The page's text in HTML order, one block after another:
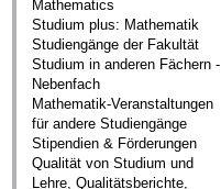
Mathematics
Studium plus: Mathematik
Studiengänge der Fakultät
Studium in anderen Fächern -
Nebenfach
Mathematik-Veranstaltungen
für andere Studiengänge
Stipendien & Förderungen
Qualität von Studium und
Lehre, Qualitätsberichte,